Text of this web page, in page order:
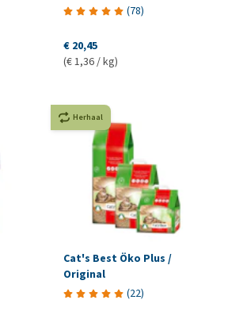
(78)
€ 20,45
(€ 1,36 / kg)
Herhaal
Cat's Best Öko Plus /
Original
(22)